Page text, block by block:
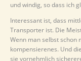
und windig, so dass ich
Interessant ist, dass
Transporter ist. Die
Wenn man selbst schon
kompensierenes. Und
sie vornehmlich